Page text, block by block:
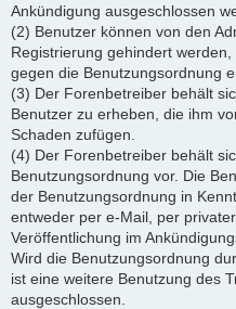
Ankündigung ausgeschlossen
(2) Benutzer können von den
Registrierung gehindert
gegen die Benutzungsordnung
(3) Der Forenbetreiber behält
Benutzer zu erheben, die ihm
Schaden zufügen.
(4) Der Forenbetreiber behält
Benutzungsordnung vor. Die
der Benutzungsordnung in
entweder per e-Mail, per
Veröffentlichung im
Wird die Benutzungsordnung
ist eine weitere Benutzung des
ausgeschlossen.